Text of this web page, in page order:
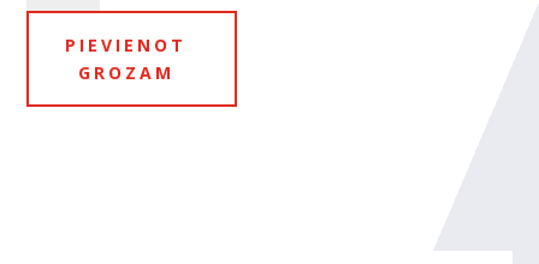
THINNER
SLOW
daudzums
PIEVIENOT
GROZAM